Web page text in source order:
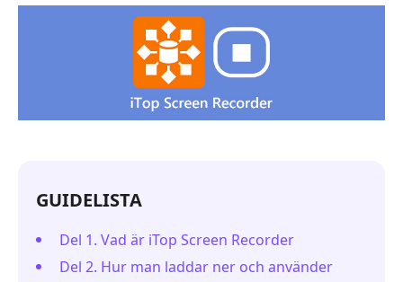
GUIDELISTA
Del 1. Vad är iTop Screen Recorder
Del 2. Hur man laddar ner och använder